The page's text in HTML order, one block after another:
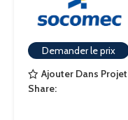
DISCOUNT
Demander le prix
Ajouter Dans Projet
Share: